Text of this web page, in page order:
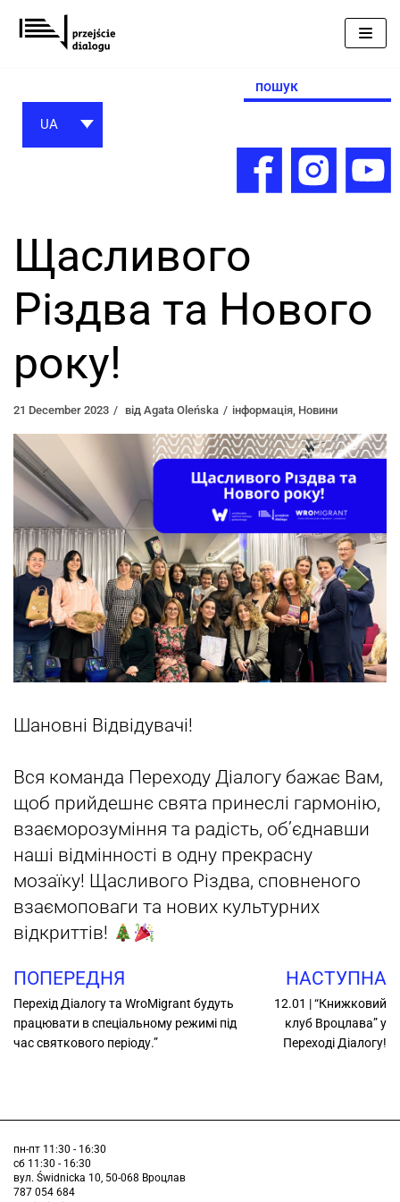
Перейти
до
Search
for:
UA
Щасливого
Різдва та Нового
року!
21 December 2023 від Agata Oleńska інформація Новини
Шановні Відвідувачі!
Вся команда Переходу Діалогу бажає Вам,
щоб прийдешнє святa принеслi гармонію,
взаєморозуміння та радість, об’єднавши
наші відмінності в одну прекрасну
мозаїку! Щасливого Різдва, сповненого
взаємоповаги та нових культурних
відкриттів!
ПОПЕРЕДНЯ
Перехід Діалогу та WroMigrant будуть
працювати в спеціальному режимі під
час святкового періоду.”
НАСТУПНА
12.01 | “Книжковий
клуб Вроцлава” у
Переході Діалогу!
пн-пт 11:30 - 16:30
сб 11:30 - 16:30
вул. Świdnicka 10, 50-068 Вроцлав
787 054 684